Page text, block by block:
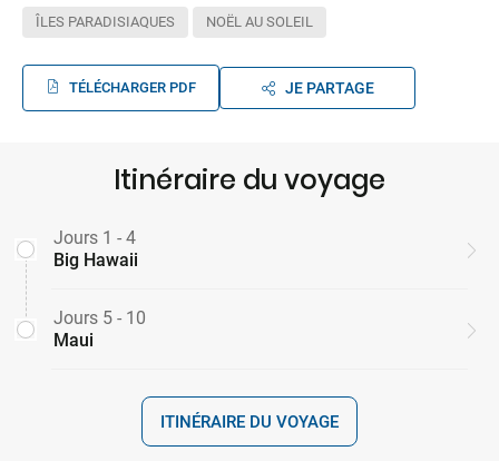
ÎLES PARADISIAQUES NOËL AU SOLEIL
TÉLÉCHARGER PDF JE PARTAGE
Itinéraire du voyage
Jours 1 - 4
Big Hawaii
Jours 5 - 10
Maui
ITINÉRAIRE DU VOYAGE